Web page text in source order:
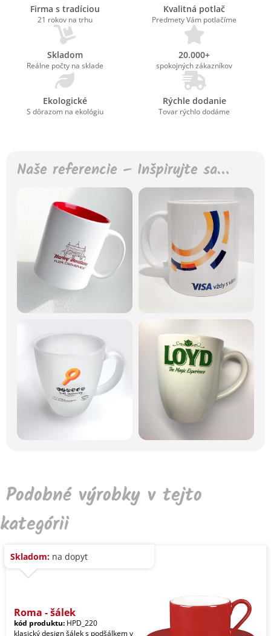
Firma s tradíciou
21 rokov na trhu
Kvalitná potlač
Predmety Vám potlačíme
Skladom
Reálne počty na sklade
20.000+
spokojných zákazníkov
Ekologické
S dôrazom na ekológiu
Rýchle dodanie
Tovar rýchlo dodáme
Naše referencie – Inšpirujte sa…
Podobné výrobky v tejto
kategórii
Skladom: na dopyt
Roma - šálek
kód produktu: HPD_220
klasický design šálek s podšálkem v